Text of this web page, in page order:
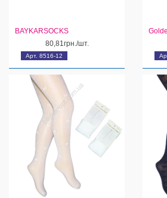
Арт. 8516-12
BAYKARSOCKS
80,81грн./шт.